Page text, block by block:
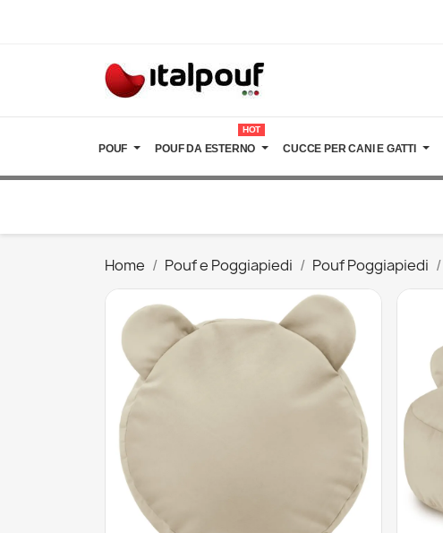
POUF POUF DA ESTERNO
HOT
CUCCE PER CANI E GATTI
Home Pouf e Poggiapiedi Pouf Poggiapiedi